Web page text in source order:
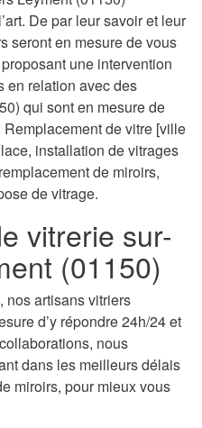
De par leur savoir et leur
seront en mesure de vous
une intervention
en relation avec des
qui sont en mesure de
de vitre [ville
installation de vitrages
de miroirs,
de vitrage.
vitrerie sur-
(01150)
nos artisans vitriers
d’y répondre 24h/24 et
nous
dans les meilleurs délais
miroirs, pour mieux vous